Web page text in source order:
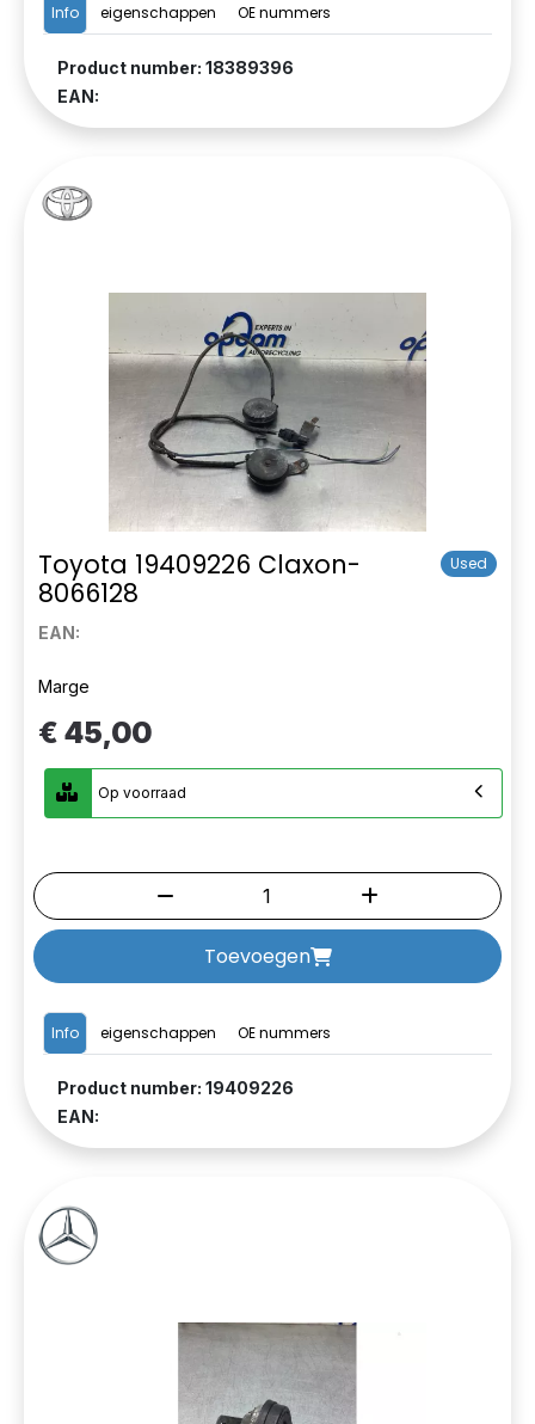
Info eigenschappen OE nummers
Product number: 18389396
EAN:
Toyota 19409226 Claxon-
8066128
Used
EAN:
Info eigenschappen OE nummers
Product number: 19409226
EAN:
Marge
€ 45,00
Op voorraad
Toevoegen